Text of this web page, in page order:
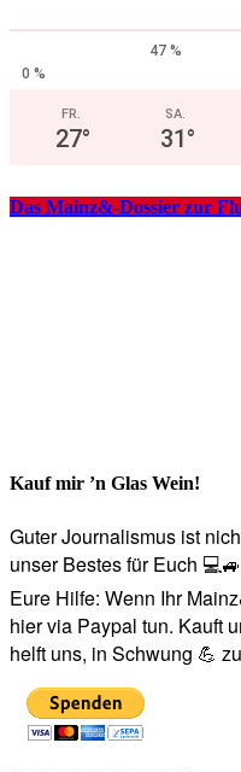
47 %
0 %
FR.
27°
SA.
31°
Das Mainz&-Dossier zur
Kauf mir ’n Glas Wein!
Guter Journalismus ist
unser Bestes für Euch
Eure Hilfe: Wenn Ihr
hier via Paypal tun. Kauft
helft uns, in Schwung 💪